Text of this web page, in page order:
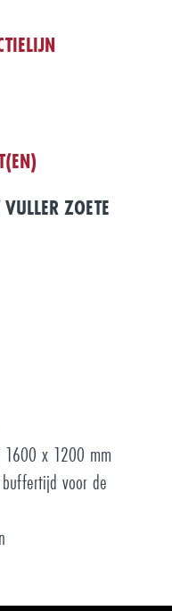
ZOETE
1600 x 1200 mm
voor de